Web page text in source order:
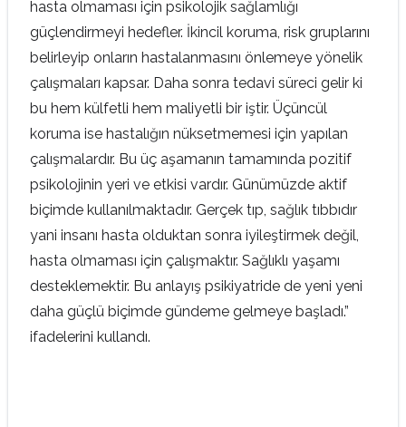
hasta olmaması için psikolojik sağlamlığı
güçlendirmeyi hedefler. İkincil koruma, risk gruplarını
belirleyip onların hastalanmasını önlemeye yönelik
çalışmaları kapsar. Daha sonra tedavi süreci gelir ki
bu hem külfetli hem maliyetli bir iştir. Üçüncül
koruma ise hastalığın nüksetmemesi için yapılan
çalışmalardır. Bu üç aşamanın tamamında pozitif
psikolojinin yeri ve etkisi vardır. Günümüzde aktif
biçimde kullanılmaktadır. Gerçek tıp, sağlık tıbbıdır
yani insanı hasta olduktan sonra iyileştirmek değil,
hasta olmaması için çalışmaktır. Sağlıklı yaşamı
desteklemektir. Bu anlayış psikiyatride de yeni yeni
daha güçlü biçimde gündeme gelmeye başladı.”
ifadelerini kullandı.